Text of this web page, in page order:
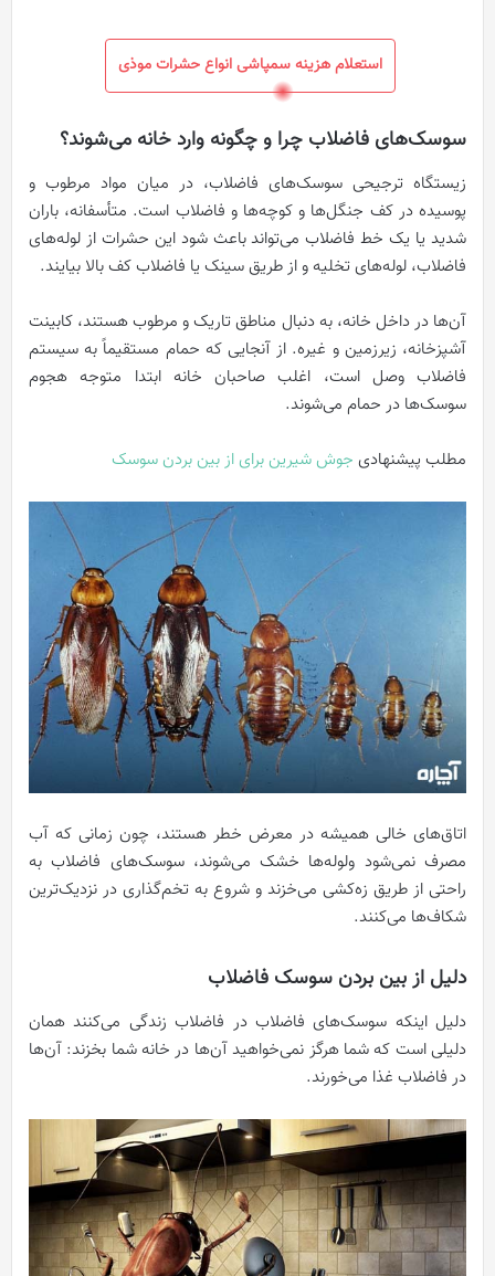
استعلام هزینه سمپاشی انواع حشرات موذی
سوسک‌های فاضلاب چرا و چگونه وارد خانه می‌شوند؟
زیستگاه ترجیحی سوسک‌های فاضلاب، در میان مواد مرطوب و
پوسیده در کف جنگل‌ها و کوچه‌ها و فاضلاب است. متأسفانه، باران
شدید یا یک خط فاضلاب می‌تواند باعث شود این حشرات از لوله‌های
فاضلاب، لوله‌های تخلیه و از طریق سینک یا فاضلاب کف بالا بیایند.
آن‌ها در داخل خانه، به دنبال مناطق تاریک و مرطوب هستند، کابینت
آشپزخانه، زیرزمین و غیره. از آنجایی که حمام مستقیماً به سیستم
فاضلاب وصل است، اغلب صاحبان خانه ابتدا متوجه هجوم
سوسک‌ها در حمام می‌شوند.
مطلب پیشنهادی جوش شیرین برای از بین بردن سوسک
اتاق‌های خالی همیشه در معرض خطر هستند، چون زمانی که آب
مصرف نمی‌شود ولوله‌ها خشک می‌شوند، سوسک‌های فاضلاب به
راحتی از طریق زه‌کشی می‌خزند و شروع به تخم‌گذاری در نزدیک‌ترین
شکاف‌ها می‌کنند.
دلیل از بین بردن سوسک فاضلاب
دلیل اینکه سوسک‌های فاضلاب در فاضلاب زندگی می‌کنند همان
دلیلی است که شما هرگز نمی‌خواهید آن‌ها در خانه شما بخزند: آن‌ها
در فاضلاب غذا می‌خورند.